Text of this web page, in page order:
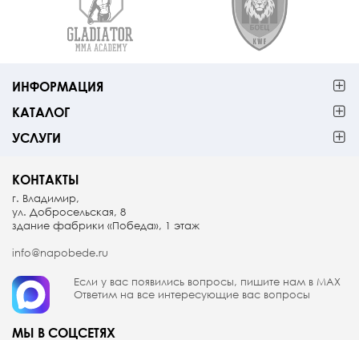
ИНФОРМАЦИЯ
КАТАЛОГ
УСЛУГИ
КОНТАКТЫ
г. Владимир,
ул. Добросельская, 8
здание фабрики «Победа», 1 этаж
info@napobede.ru
Если у вас появились вопросы, пишите нам в МАX
Ответим на все интересующие вас вопросы
МЫ В СОЦСЕТЯХ